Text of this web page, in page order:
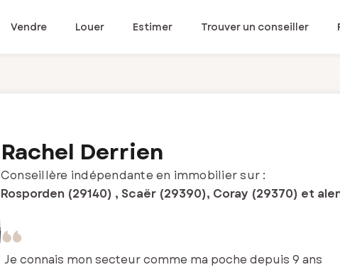
Vendre Louer Estimer Trouver un conseiller
Rachel Derrien
Conseillère indépendante en immobilier sur :
Rosporden (29140) , Scaër (29390), Coray (29370) et
Je connais mon secteur comme ma poche depuis 9 ans